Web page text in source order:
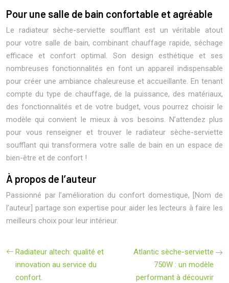
Pour une salle de bain confortable et agréable
Le radiateur sèche-serviette soufflant est un véritable atout
pour votre salle de bain, combinant chauffage rapide, séchage
efficace et confort optimal. Son design esthétique et ses
nombreuses fonctionnalités en font un appareil indispensable
pour créer une ambiance chaleureuse et accueillante. En tenant
compte du type de chauffage, de la puissance, des matériaux,
des fonctionnalités et de votre budget, vous pourrez choisir le
modèle qui convient le mieux à vos besoins. N’attendez plus
pour vous renseigner et trouver le radiateur sèche-serviette
soufflant qui transformera votre salle de bain en un espace de
bien-être et de confort !
À propos de l’auteur
Passionné par l’amélioration du confort domestique, [Nom de
l’auteur] partage son expertise pour aider les lecteurs à faire les
meilleurs choix pour leur intérieur.
Radiateur altech: qualité et
innovation au service du
confort.
Atlantic sèche-serviette
750W : un modèle
performant à découvrir